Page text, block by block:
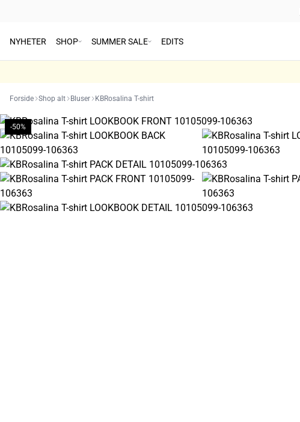
NYHETER SHOP SUMMER SALE EDITS
Forside Shop alt Bluser KBRosalina T-shirt
-50%